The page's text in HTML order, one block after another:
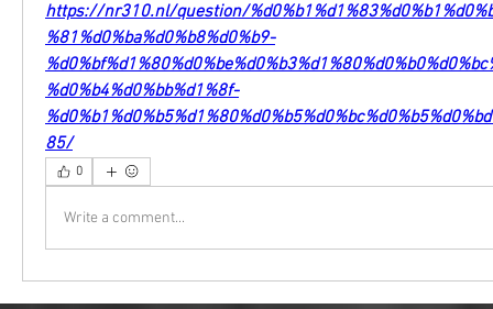
https://nr310.nl/question/
%81%d0%ba%d0%b8%d0%b9-
%d0%b4%d0%bb%d1%8f-
85/
0
Write a comment...